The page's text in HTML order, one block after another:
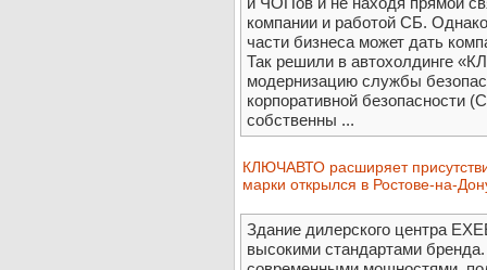
компании и работой СБ.
части бизнеса может дать
Так решили в автохолдинге
модернизацию службы
корпоративной безопасности
собственны ...
КЛЮЧАВТО расширяет
марки открылся в Ростове-на-
Здание дилерского центра
высокими стандартами